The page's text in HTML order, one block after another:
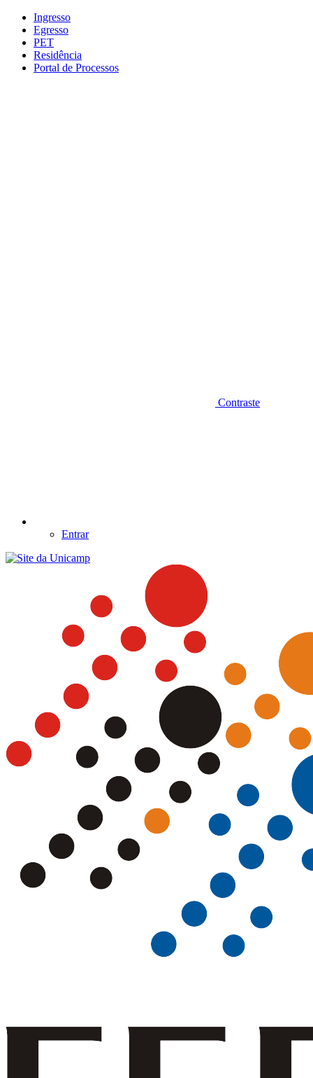
Conteúdo principal
Ingresso
Egresso
PET
Residência
Portal de Processos
Contraste
Entrar